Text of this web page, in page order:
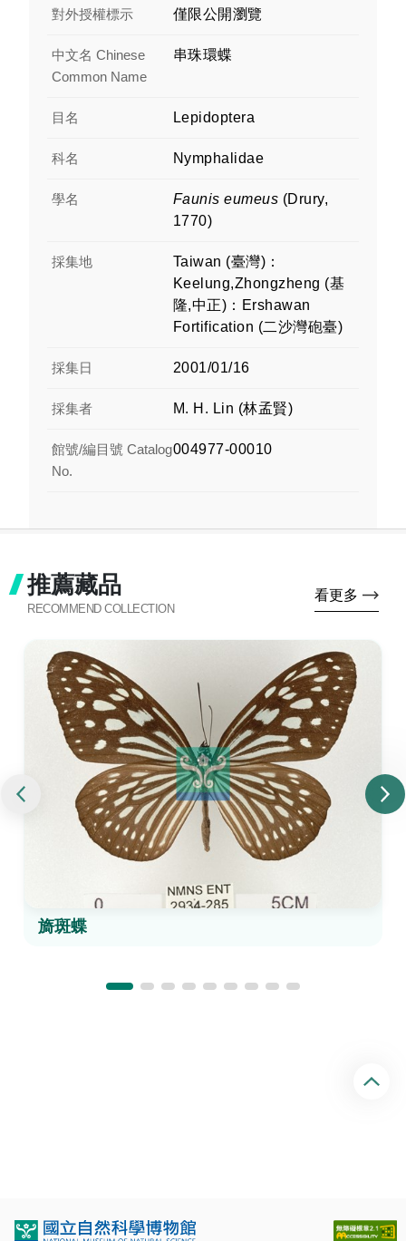
對外授權標示 僅限公開瀏覽
中文名 Chinese
Common Name
串珠環蝶
目名 Lepidoptera
科名 Nymphalidae
學名 Faunis eumeus (Drury,
1770)
採集地
Taiwan (臺灣)：
Keelung,Zhongzheng (基
隆,中正)：Ershawan
Fortification (二沙灣砲臺)
採集日 2001/01/16
採集者 M. H. Lin (林孟賢)
館號/編目號 Catalog
No.
004977-00010
推薦藏品
RECOMMEND COLLECTION
看更多
旖斑蝶
回
頂
端